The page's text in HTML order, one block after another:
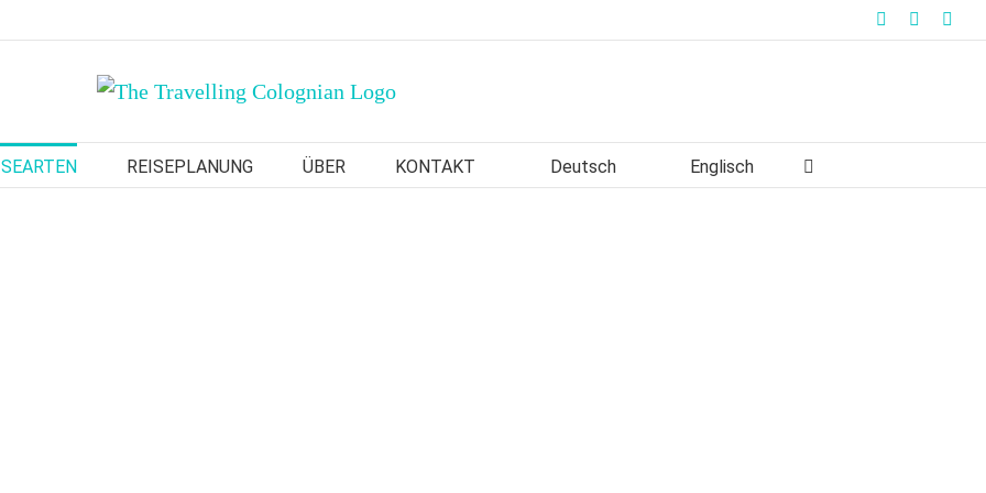
FacebookInstagram
REISEPLANUNG ÜBER KONTAKT Deutsch Englisch